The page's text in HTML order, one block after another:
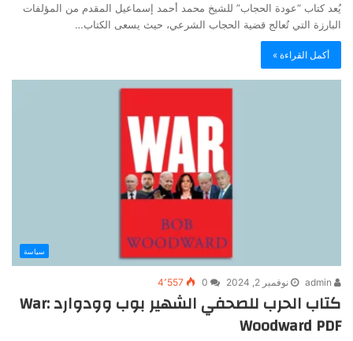
يُعد كتاب “عودة الحجاب” للشيخ محمد أحمد إسماعيل المقدم من المؤلفات
البارزة التي تُعالج قضية الحجاب الشرعي، حيث يسعى الكتاب…
أكمل القراءة »
سياسة
نوفمبر 2, 2024 0 4٬557
كتاب الحرب للصحفي الشهير بوب وودوارد War:
Woodward PDF